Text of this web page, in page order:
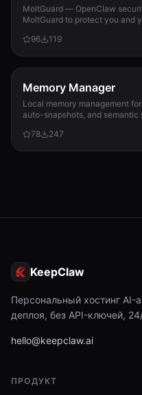
MoltGuard — OpenClaw
MoltGuard to protect you and
96
119
Memory Manager
Local memory management
auto-snapshots, and semantic
snapshots, search historical
78 247
KeepClaw
Персональный хостинг AI-
деплоя, без API-ключей,
hello@keepclaw.ai
ПРОДУКТ